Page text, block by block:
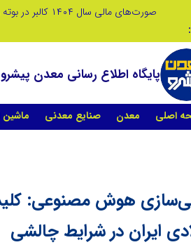
پایگاه اطلاع رسانی معدن پیشرو
اصلی معدن صنایع معدنی ماشین
هوش مصنوعی:
ایران در شرایط چالشی